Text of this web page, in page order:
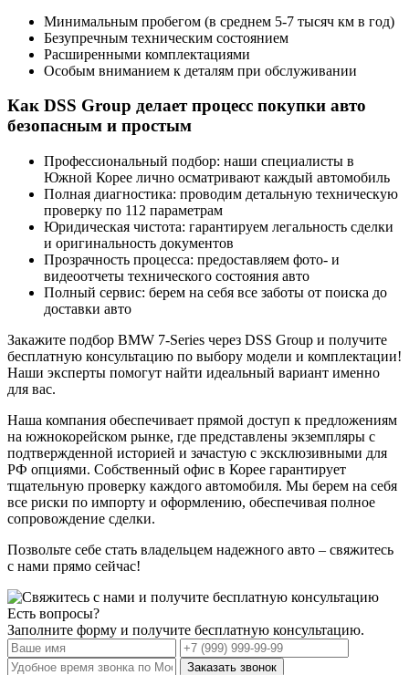
Минимальным пробегом (в среднем 5-7 тысяч км в год)
Безупречным техническим состоянием
Расширенными комплектациями
Особым вниманием к деталям при обслуживании
Как DSS Group делает процесс покупки авто
безопасным и простым
Профессиональный подбор: наши специалисты в
Южной Корее лично осматривают каждый автомобиль
Полная диагностика: проводим детальную техническую
проверку по 112 параметрам
Юридическая чистота: гарантируем легальность сделки
и оригинальность документов
Прозрачность процесса: предоставляем фото- и
видеоотчеты технического состояния авто
Полный сервис: берем на себя все заботы от поиска до
доставки авто
Закажите подбор BMW 7-Series через DSS Group и получите
бесплатную консультацию по выбору модели и комплектации!
Наши эксперты помогут найти идеальный вариант именно
для вас.
Наша компания обеспечивает прямой доступ к предложениям
на южнокорейском рынке, где представлены экземпляры с
подтвержденной историей и зачастую с эксклюзивными для
РФ опциями. Собственный офис в Корее гарантирует
тщательную проверку каждого автомобиля. Мы берем на себя
все риски по импорту и оформлению, обеспечивая полное
сопровождение сделки.
Позвольте себе стать владельцем надежного авто – свяжитесь
с нами прямо сейчас!
Есть вопросы?
Заполните форму и получите бесплатную консультацию.
Заказать звонок